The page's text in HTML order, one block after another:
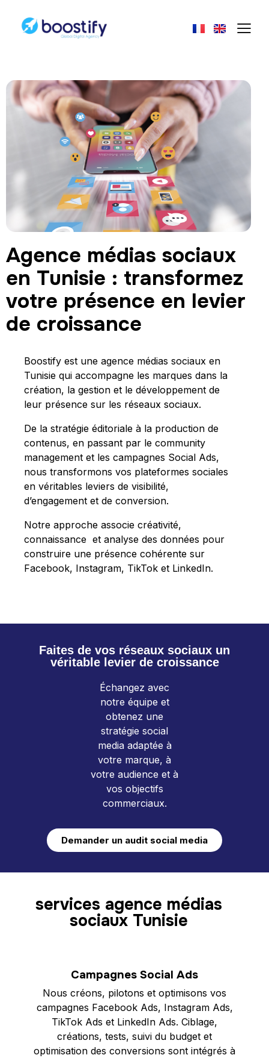
Agence médias sociaux
en Tunisie : transformez
votre présence en levier
de croissance
Boostify est une agence médias sociaux en
Tunisie qui accompagne les marques dans la
création, la gestion et le développement de
leur présence sur les réseaux sociaux.
De la stratégie éditoriale à la production de
contenus, en passant par le community
management et les campagnes Social Ads,
nous transformons vos plateformes sociales
en véritables leviers de visibilité,
d’engagement et de conversion.
Notre approche associe créativité,
connaissance et analyse des données pour
construire une présence cohérente sur
Facebook, Instagram, TikTok et LinkedIn.
Faites de vos réseaux sociaux un
véritable levier de croissance
Échangez avec
notre équipe et
obtenez une
stratégie social
media adaptée à
votre marque, à
votre audience et à
vos objectifs
commerciaux.
Demander un audit social media
services agence médias
sociaux Tunisie
Campagnes Social Ads
Nous créons, pilotons et optimisons vos
campagnes Facebook Ads, Instagram Ads,
TikTok Ads et LinkedIn Ads. Ciblage,
créations, tests, suivi du budget et
optimisation des conversions sont intégrés à